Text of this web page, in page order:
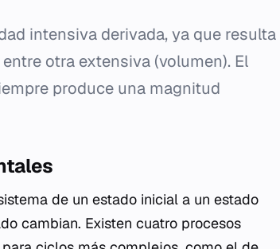
intensiva derivada, ya que resulta
otra extensiva (volumen). El
produce una magnitud
de un estado inicial a un estado
cambian. Existen cuatro procesos